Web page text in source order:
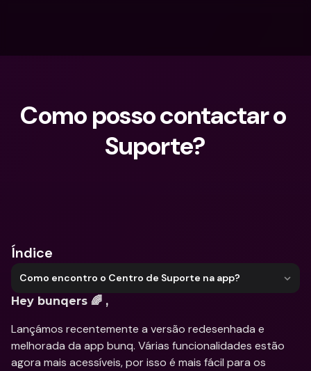
Como posso contactar o
Suporte?
Índice
Como encontro o Centro de Suporte na app?
Hey bunqers 🌈 ,
Lançámos recentemente a versão redesenhada e
melhorada da app bunq. Várias funcionalidades estão
agora mais acessíveis, por isso é mais fácil para os